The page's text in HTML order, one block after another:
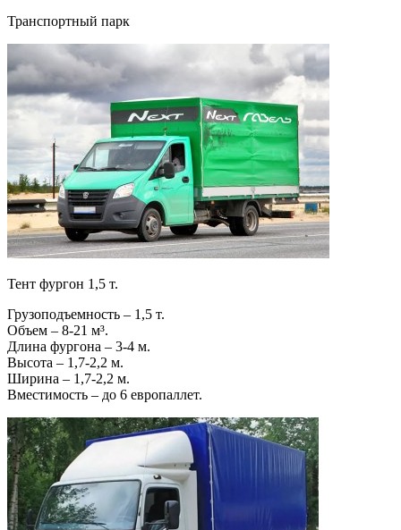
Транспортный парк
Тент фургон 1,5 т.
Грузоподъемность – 1,5 т.
Объем – 8-21 м³.
Длина фургона – 3-4 м.
Высота – 1,7-2,2 м.
Ширина – 1,7-2,2 м.
Вместимость – до 6 европаллет.